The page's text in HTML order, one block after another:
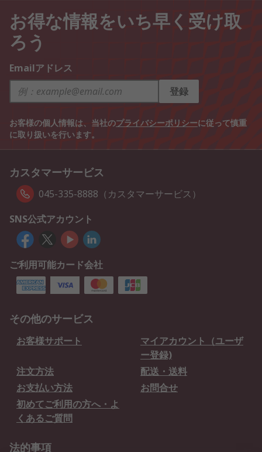
お得な情報をいち早く受け取
ろう
Emailアドレス
登録
お客様の個人情報は、当社のプライバシーポリシーに従って慎重
に取り扱いを行います。
カスタマーサービス
045-335-8888（カスタマーサービス）
SNS公式アカウント
ご利用可能カード会社
その他のサービス
お客様サポート
マイアカウント（ユーザ
ー登録)
注文方法
配送・送料
お支払い方法
お問合せ
初めてご利用の方へ・よ
くあるご質問
法的事項